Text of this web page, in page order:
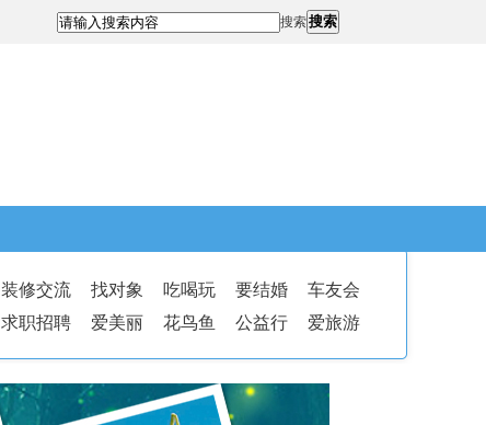
搜索搜索
装修交流 找对象 吃喝玩 要结婚
车友会
求职招聘 爱美丽 花鸟鱼 公益行 爱旅游